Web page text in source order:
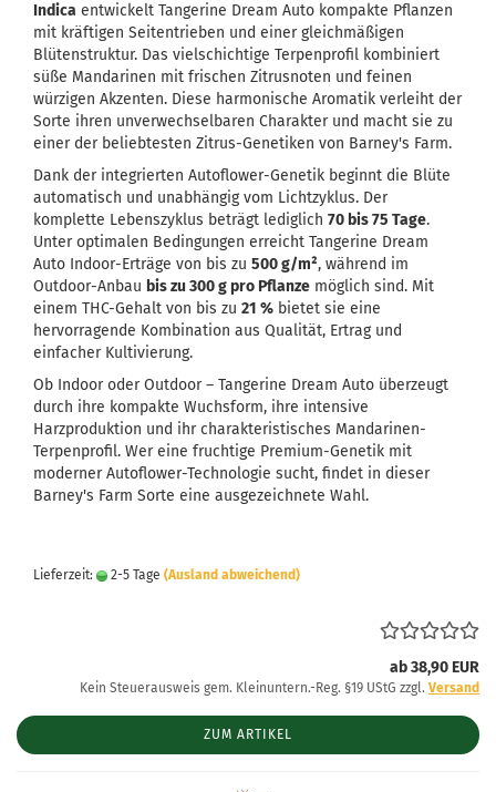
Indica entwickelt Tangerine Dream Auto kompakte Pflanzen
mit kräftigen Seitentrieben und einer gleichmäßigen
Blütenstruktur. Das vielschichtige Terpenprofil kombiniert
süße Mandarinen mit frischen Zitrusnoten und feinen
würzigen Akzenten. Diese harmonische Aromatik verleiht der
Sorte ihren unverwechselbaren Charakter und macht sie zu
einer der beliebtesten Zitrus-Genetiken von Barney's Farm.
Dank der integrierten Autoflower-Genetik beginnt die Blüte
automatisch und unabhängig vom Lichtzyklus. Der
komplette Lebenszyklus beträgt lediglich 70 bis 75 Tage.
Unter optimalen Bedingungen erreicht Tangerine Dream
Auto Indoor-Erträge von bis zu 500 g/m², während im
Outdoor-Anbau bis zu 300 g pro Pflanze möglich sind. Mit
einem THC-Gehalt von bis zu 21 % bietet sie eine
hervorragende Kombination aus Qualität, Ertrag und
einfacher Kultivierung.
Ob Indoor oder Outdoor – Tangerine Dream Auto überzeugt
durch ihre kompakte Wuchsform, ihre intensive
Harzproduktion und ihr charakteristisches Mandarinen-
Terpenprofil. Wer eine fruchtige Premium-Genetik mit
moderner Autoflower-Technologie sucht, findet in dieser
Barney's Farm Sorte eine ausgezeichnete Wahl.
Lieferzeit: 2-5 Tage (Ausland abweichend)
ab 38,90 EUR
Kein Steuerausweis gem. Kleinuntern.-Reg. §19 UStG zzgl. Versand
ZUM ARTIKEL